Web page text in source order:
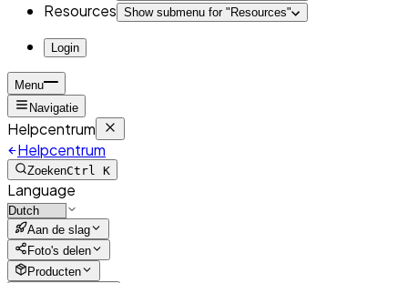
Resources Show submenu for " Resources"
Login
Menu
Navigatie
Helpcentrum
Helpcentrum
ZoekenCtrl K
Language
Aan de slag
Foto's delen
Producten